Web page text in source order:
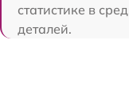
статистике в
деталей.